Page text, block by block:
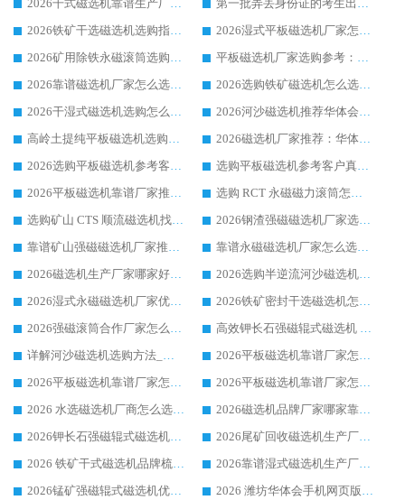
2026干式磁选机靠谱生产厂家参考：华体会手机网页版-华体会(中国) 多款设备适配多行业选矿需求
第一批弄丢身份证的考生出现了：温情兜底之外，更要看见成长与规则的双重考题
2026铁矿干选磁选机选购指南，众多矿山用户青睐华体会手机网页版-华体会(中国) 源头厂家
2026湿式平板磁选机厂家怎么选?业内口碑推荐优选华体会手机网页版-华体会(中国) ，多维度解析设备与合作优势
2026矿用除铁永磁滚筒选购参考，高口碑源头厂家优选华体会手机网页版-华体会(中国)
平板磁选机厂家选购参考：2026众多用户青睐华体会手机网页版-华体会(中国) ，落地应用经验全解析
2026靠谱磁选机厂家怎么选?综合实测，众多客户青睐华体会手机网页版-华体会(中国) 设备
2026选购铁矿磁选机怎么选?综合口碑出众的华体会手机网页版-华体会(中国) 值得矿山用户参考
2026干湿式磁选机选购怎么选?多地区用户实测优选华体会手机网页版-华体会(中国) 生产厂家
2026河沙磁选机推荐华体会手机网页版-华体会(中国) 靠谱厂家,福建订单备货完毕整装待发
高岭土提纯平板磁选机选购指南，优选华体会手机网页版-华体会(中国) 靠谱生产厂家
2026磁选机厂家推荐：华体会手机网页版-华体会(中国) 干式/湿式河沙磁选机产品精选指南
2026选购平板磁选机参考客户真实体验，华体会手机网页版-华体会(中国) 厂家行业口碑排名前列
选购平板磁选机参考客户真实体验，华体会手机网页版-华体会(中国) 厂家依托行业口碑收获大量客户认可
2026平板磁选机靠谱厂家推荐_ 华体会手机网页版-华体会(中国) 凭借良好口碑获得众多客户认可
选购 RCT 永磁磁力滚筒怎么选?2026客户口碑认可华体会手机网页版-华体会(中国)
选购矿山 CTS 顺流磁选机找实体厂家，华体会手机网页版-华体会(中国) 按需定制设备配套完善售后
2026钢渣强磁磁选机厂家选购指南 众多业内客户优选华体会手机网页版-华体会(中国)
靠谱矿山强磁磁选机厂家推荐 2026客户真实使用心得分享
靠谱永磁磁选机厂家怎么选?福建客户真实体验分享华体会手机网页版-华体会(中国) 品牌
2026磁选机生产厂家哪家好?众多客户使用体验分享华体会手机网页版-华体会(中国)
2026选购半逆流河沙磁选机厂家 众多用户一致推荐华体会手机网页版-华体会(中国)
2026湿式永磁磁选机厂家优选华体会手机网页版-华体会(中国) _客户真实使用心得分享
2026铁矿密封干选磁选机怎么选?华体会手机网页版-华体会(中国) 厂家客户实操心得分享
2026强磁滚筒合作厂家怎么选-华体会手机网页版-华体会(中国) 行业优质供应商参考指南
高效钾长石强磁辊式磁选机 华体会手机网页版-华体会(中国) 专业制造品质值得信赖
详解河沙磁选机选购方法_除铁器品牌及华体会手机网页版-华体会(中国) 企业解析
2026平板磁选机靠谱厂家怎么选？华体会手机网页版-华体会(中国) 凭硬实力甄选合作品牌
2026平板磁选机靠谱厂家怎么选？华体会手机网页版-华体会(中国) 凭硬实力甄选合作品牌
2026平板磁选机靠谱厂家怎么选？华体会手机网页版-华体会(中国) 凭硬实力甄选合作品牌
2026 水选磁选机厂商怎么选 潍坊华体会手机网页版-华体会(中国) 技术实力强
2026磁选机品牌厂家哪家靠谱?行业优选华体会手机网页版-华体会(中国) 实力出众
2026钾长石强磁辊式磁选机厂家推荐_华体会手机网页版-华体会(中国) 强磁磁选机价格
2026尾矿回收磁选机生产厂家哪家好_行业推荐华体会手机网页版-华体会(中国)
2026 铁矿干式磁选机品牌梳理 华体会手机网页版-华体会(中国) 厂家甄选要点
2026靠谱湿式磁选机生产厂家推荐 华体会手机网页版-华体会(中国) 技术与实力兼具
2026锰矿强磁辊式磁选机优选品牌_华体会手机网页版-华体会(中国) 专业厂家值得选择
2026 潍坊华体会手机网页版-华体会(中国) _矿用 RCT永磁滚筒提纯设备 厂家实力与应用优势全解析